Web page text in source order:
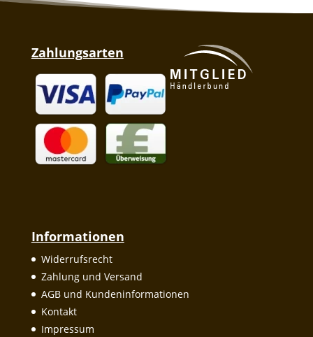
Zahlungsarten
Informationen
Widerrufsrecht
Zahlung und Versand
AGB und Kundeninformationen
Kontakt
Impressum